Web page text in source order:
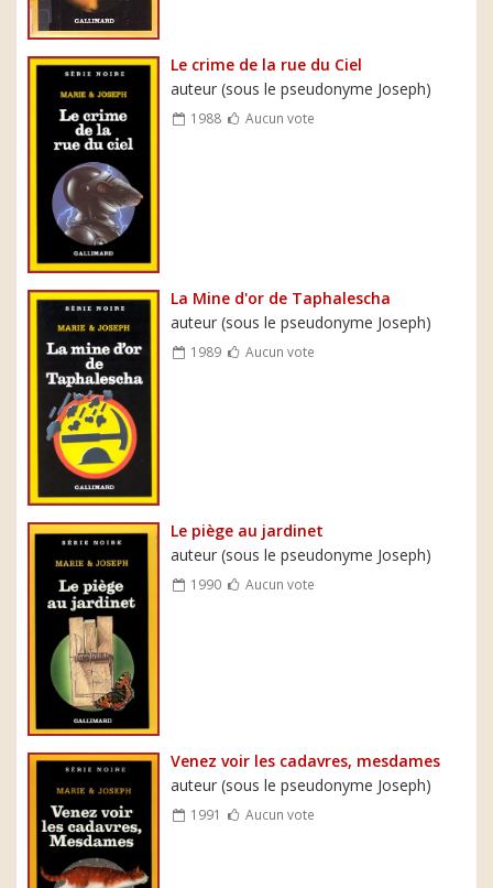
Le crime de la rue du Ciel
auteur (sous le pseudonyme Joseph)
1988 Aucun vote
La Mine d'or de Taphalescha
auteur (sous le pseudonyme Joseph)
1989 Aucun vote
Le piège au jardinet
auteur (sous le pseudonyme Joseph)
1990 Aucun vote
Venez voir les cadavres, mesdames
auteur (sous le pseudonyme Joseph)
1991 Aucun vote